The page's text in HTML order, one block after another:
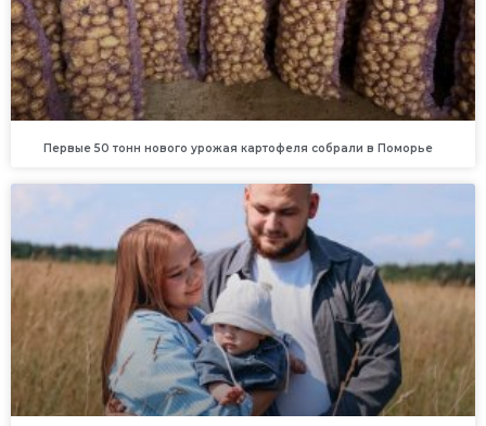
Первые 50 тонн нового урожая картофеля собрали в Поморье